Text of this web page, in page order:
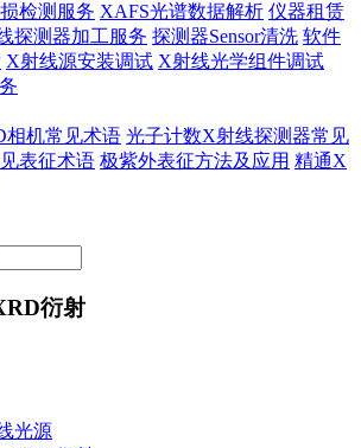
检测服务 XAFS光谱数据解析 仪器租赁
探测器加工服务 探测器Sensor清洗 软件
X射线源安装调试 X射线光学组件调试
相机常见术语 光子计数X射线探测器常见
表征术语 极紫外表征方法及应用 精通X
衍射
光源